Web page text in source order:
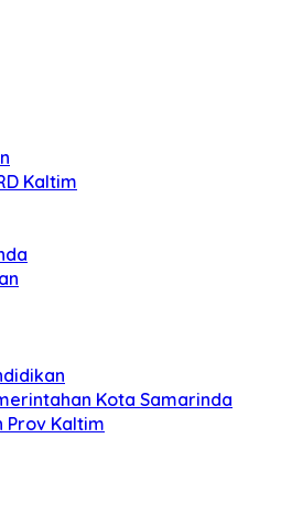
Kaltim
Kota Samarinda
Prov Kaltim